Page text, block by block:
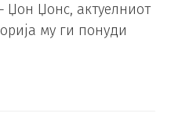
Џонс, актуелниот
му ги понуди